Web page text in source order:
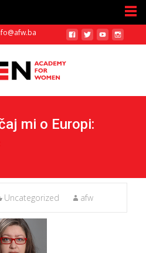
mi o Europi:
Uncategorized afw